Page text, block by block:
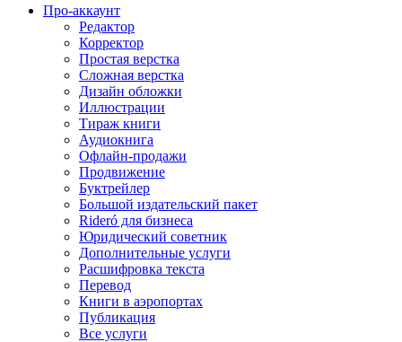
Про-аккаунт
Редактор
Корректор
Простая верстка
Сложная верстка
Дизайн обложки
Иллюстрации
Тираж книги
Аудиокнига
Офлайн-продажи
Продвижение
Буктрейлер
Большой издательский пакет
Rideró для бизнеса
Юридический советник
Дополнительные услуги
Расшифровка текста
Перевод
Книги в аэропортах
Публикация
Все услуги